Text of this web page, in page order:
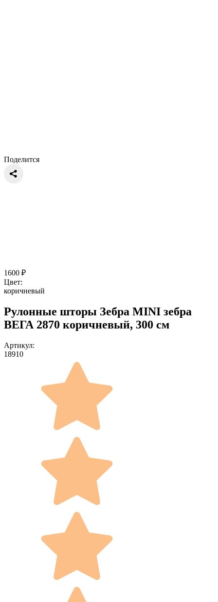
Поделится
1600 ₽
Цвет:
коричневый
Рулонные шторы Зебра MINI зебра
ВЕГА 2870 коричневый, 300 см
Артикул:
18910